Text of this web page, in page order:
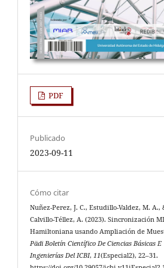
PDF
Publicado
2023-09-11
Cómo citar
Nuñez-Perez, J. C., Estudillo-Valdez, M. A.,
Calvillo-Téllez, A. (2023). Sincronización
Hamiltoniana usando Ampliación de
Pädi Boletín Científico De Ciencias Básicas E
Ingenierías Del ICBI,11(Especial2), 22–31.